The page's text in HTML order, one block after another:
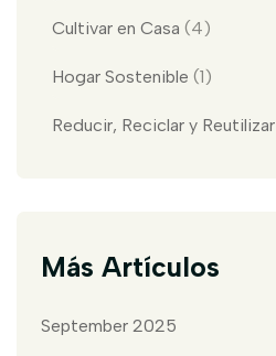
Cultivar en Casa (4)
Hogar Sostenible (1)
Reducir, Reciclar y Reutilizar
Más Artículos
September 2025